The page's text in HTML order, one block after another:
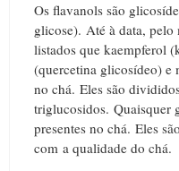
Os flavanols são
glicose). Até à data, pelo
listados que kaempferol
(quercetina glicosídeo)
no chá. Eles são
triglucosidos. Quaisquer
presentes no chá. Eles
com a qualidade do chá.